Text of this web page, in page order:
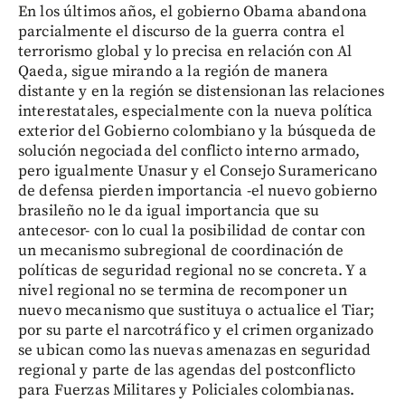
En los últimos años, el gobierno Obama abandona
parcialmente el discurso de la guerra contra el
terrorismo global y lo precisa en relación con Al
Qaeda, sigue mirando a la región de manera
distante y en la región se distensionan las relaciones
interestatales, especialmente con la nueva política
exterior del Gobierno colombiano y la búsqueda de
solución negociada del conflicto interno armado,
pero igualmente Unasur y el Consejo Suramericano
de defensa pierden importancia -el nuevo gobierno
brasileño no le da igual importancia que su
antecesor- con lo cual la posibilidad de contar con
un mecanismo subregional de coordinación de
políticas de seguridad regional no se concreta. Y a
nivel regional no se termina de recomponer un
nuevo mecanismo que sustituya o actualice el Tiar;
por su parte el narcotráfico y el crimen organizado
se ubican como las nuevas amenazas en seguridad
regional y parte de las agendas del postconflicto
para Fuerzas Militares y Policiales colombianas.